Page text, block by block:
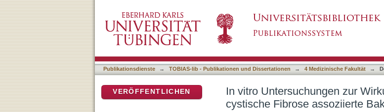
Bakterien und deren Biofilme
Publikationsdienste → TOBIAS-lib - Publikationen und Dissertationen → 4 Medizinische Fakultät →
In vitro Untersuchungen zur
cystische Fibrose assoziierte
VERÖFFENTLICHEN